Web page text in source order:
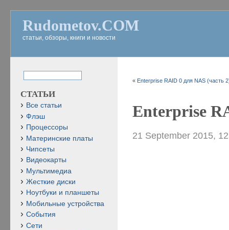
Rudometov.COM
статьи, обзоры, книги и новости
« Enterprise RAID 0 для NAS (часть
Enterprise
21 September 2015,
СТАТЬИ
Все статьи
Флэш
Процессоры
Материнские платы
Чипсеты
Видеокарты
Мультимедиа
Жесткие диски
Ноутбуки и планшеты
Мобильные устройства
События
Сети